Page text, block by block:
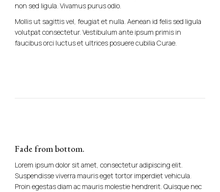
non sed ligula. Vivamus purus odio.
Mollis ut sagittis vel, feugiat et nulla. Aenean id felis sed ligula
volutpat consectetur. Vestibulum ante ipsum primis in
faucibus orci luctus et ultrices posuere cubilia Curae.
Fade from bottom.
Lorem ipsum dolor sit amet, consectetur adipiscing elit.
Suspendisse viverra mauris eget tortor imperdiet vehicula.
Proin egestas diam ac mauris molestie hendrerit. Quisque nec